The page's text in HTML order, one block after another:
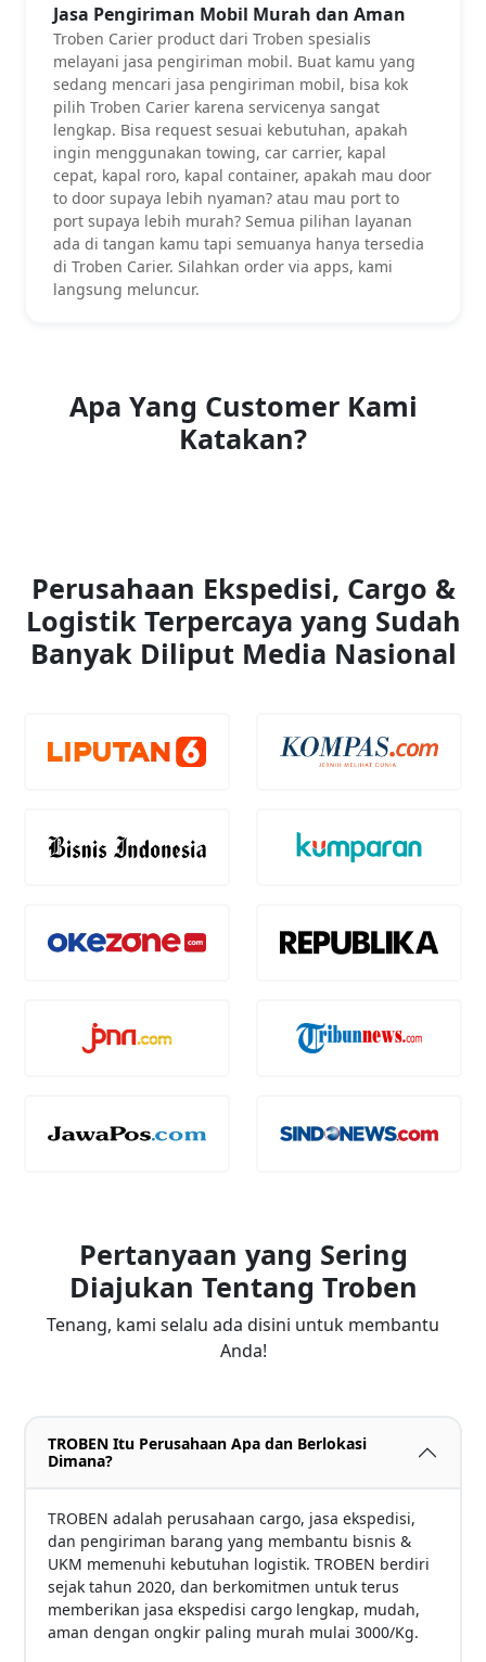
Jasa Pengiriman Mobil Murah dan Aman
Troben Carier product dari Troben spesialis
melayani jasa pengiriman mobil. Buat kamu yang
sedang mencari jasa pengiriman mobil, bisa kok
pilih Troben Carier karena servicenya sangat
lengkap. Bisa request sesuai kebutuhan, apakah
ingin menggunakan towing, car carrier, kapal
cepat, kapal roro, kapal container, apakah mau door
to door supaya lebih nyaman? atau mau port to
port supaya lebih murah? Semua pilihan layanan
ada di tangan kamu tapi semuanya hanya tersedia
di Troben Carier. Silahkan order via apps, kami
langsung meluncur.
Apa Yang Customer Kami
Katakan?
Perusahaan Ekspedisi, Cargo &
Logistik Terpercaya yang Sudah
Banyak Diliput Media Nasional
Pertanyaan yang Sering
Diajukan Tentang Troben
Tenang, kami selalu ada disini untuk membantu
Anda!
TROBEN Itu Perusahaan Apa dan Berlokasi
Dimana?
TROBEN adalah perusahaan cargo, jasa ekspedisi,
dan pengiriman barang yang membantu bisnis &
UKM memenuhi kebutuhan logistik. TROBEN berdiri
sejak tahun 2020, dan berkomitmen untuk terus
memberikan jasa ekspedisi cargo lengkap, mudah,
aman dengan ongkir paling murah mulai 3000/Kg.